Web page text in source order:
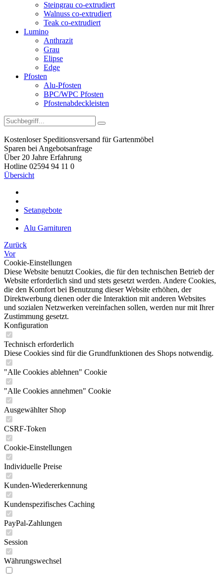
Steingrau co-extrudiert
Walnuss co-extrudiert
Teak co-extrudiert
Lumino
Anthrazit
Grau
Elipse
Edge
Pfosten
Alu-Pfosten
BPC/WPC Pfosten
Pfostenabdeckleisten
Kostenloser Speditionsversand für Gartenmöbel
Sparen bei Angebotsanfrage
Über 20 Jahre Erfahrung
Hotline 02594 94 11 0
Übersicht
Setangebote
Alu Garnituren
Zurück
Vor
Cookie-Einstellungen
Diese Website benutzt Cookies, die für den technischen Betrieb der
Website erforderlich sind und stets gesetzt werden. Andere Cookies,
die den Komfort bei Benutzung dieser Website erhöhen, der
Direktwerbung dienen oder die Interaktion mit anderen Websites
und sozialen Netzwerken vereinfachen sollen, werden nur mit Ihrer
Zustimmung gesetzt.
Konfiguration
Technisch erforderlich
Diese Cookies sind für die Grundfunktionen des Shops notwendig.
"Alle Cookies ablehnen" Cookie
"Alle Cookies annehmen" Cookie
Ausgewählter Shop
CSRF-Token
Cookie-Einstellungen
Individuelle Preise
Kunden-Wiedererkennung
Kundenspezifisches Caching
PayPal-Zahlungen
Session
Währungswechsel